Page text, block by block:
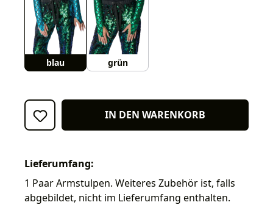
blau grün
IN DEN WARENKORB
Lieferumfang:
1 Paar Armstulpen. Weiteres Zubehör ist, falls
abgebildet, nicht im Lieferumfang enthalten.